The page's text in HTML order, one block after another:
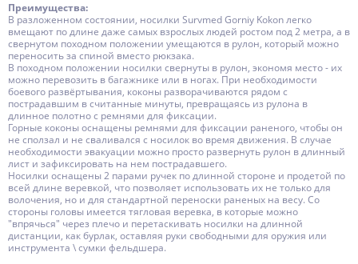
Преимущества:
В разложенном состоянии, носилки Survmed Gorniy Kokon легко
вмещают по длине даже самых взрослых людей ростом под 2 метра, а в
свернутом походном положении умещаются в рулон, который можно
переносить за спиной вместо рюкзака.
В походном положении носилки свернуты в рулон, экономя место - их
можно перевозить в багажнике или в ногах. При необходимости
боевого развёртывания, коконы разворачиваются рядом с
пострадавшим в считанные минуты, превращаясь из рулона в
длинное полотно с ремнями для фиксации.
Горные коконы оснащены ремнями для фиксации раненого, чтобы он
не сползал и не сваливался с носилок во время движения. В случае
необходимости эвакуации можно просто развернуть рулон в длинный
лист и зафиксировать на нем пострадавшего.
Носилки оснащены 2 парами ручек по длинной стороне и продетой по
всей длине веревкой, что позволяет использовать их не только для
волочения, но и для стандартной переноски раненых на весу. Со
стороны головы имеется тягловая веревка, в которые можно
"впрячься" через плечо и перетаскивать носилки на длинной
дистанции, как бурлак, оставляя руки свободными для оружия или
инструмента \ сумки фельдшера.